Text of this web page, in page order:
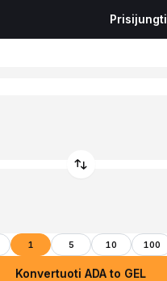
Prisijungti
1 5 10 100
Konvertuoti ADA to GEL